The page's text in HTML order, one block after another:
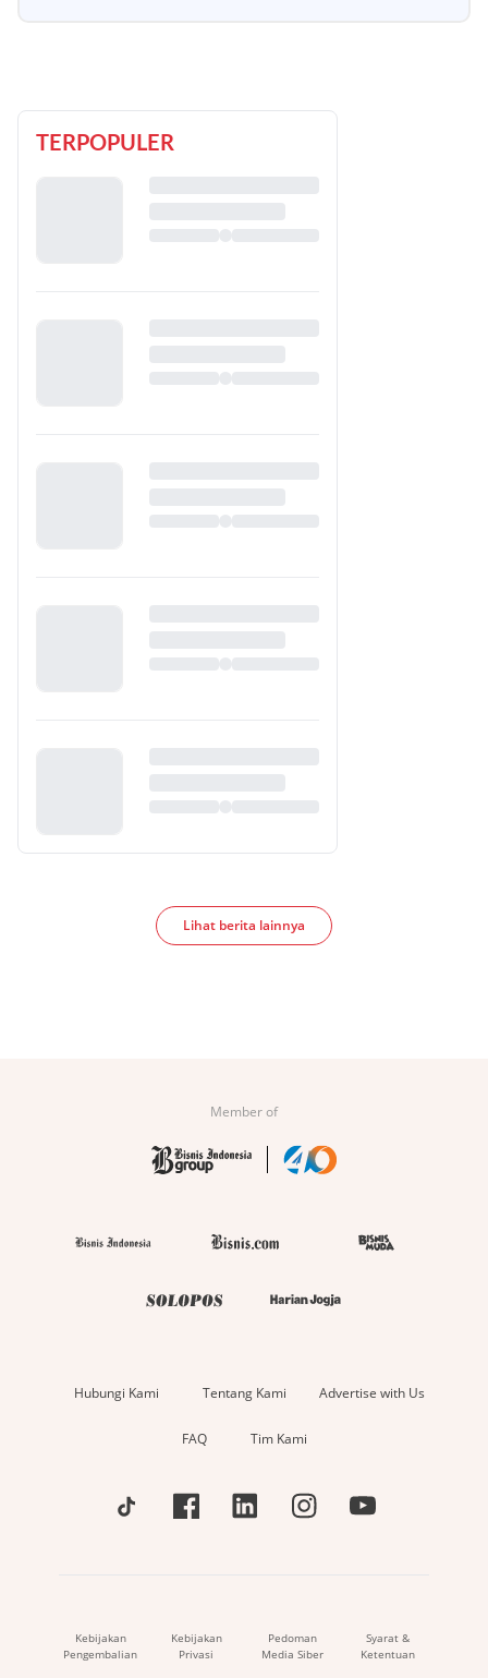
TERPOPULER
Lihat berita lainnya
Member of
Hubungi Kami Tentang Kami Advertise with Us
FAQ Tim Kami
Kebijakan
Pengembalian
Kebijakan
Privasi
Pedoman
Media Siber
Syarat &
Ketentuan